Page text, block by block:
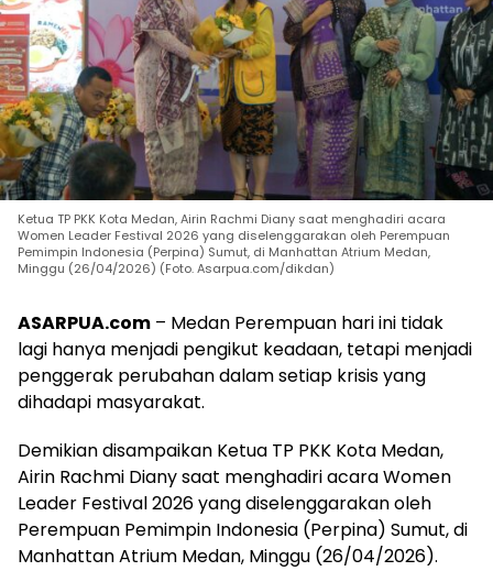
Ketua TP PKK Kota Medan, Airin Rachmi Diany saat menghadiri acara
Women Leader Festival 2026 yang diselenggarakan oleh Perempuan
Pemimpin Indonesia (Perpina) Sumut, di Manhattan Atrium Medan,
Minggu (26/04/2026) (Foto. Asarpua.com/dikdan)
ASARPUA.com – Medan Perempuan hari ini tidak
lagi hanya menjadi pengikut keadaan, tetapi menjadi
penggerak perubahan dalam setiap krisis yang
dihadapi masyarakat.
Demikian disampaikan Ketua TP PKK Kota Medan,
Airin Rachmi Diany saat menghadiri acara Women
Leader Festival 2026 yang diselenggarakan oleh
Perempuan Pemimpin Indonesia (Perpina) Sumut, di
Manhattan Atrium Medan, Minggu (26/04/2026).